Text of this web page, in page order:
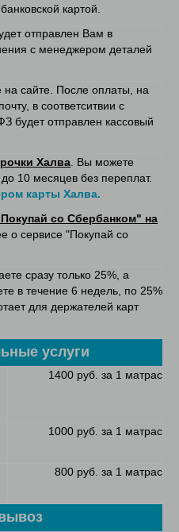
картой.
отправлен Вам в
с менеджером деталей
на сайте. После оплаты, на
в соответситвии с
отправлен кассовый
Халва . Вы можете
10 месяцев без переплат.
карты Халва.
со Сбербанком" на
о сервисе "Покупай со
сразу только 25%, а
в течение 6 недель, по 25%
для держателей карт
услуги
1400 руб. за 1 матрас
1000 руб. за 1 матрас
800 руб. за 1 матрас